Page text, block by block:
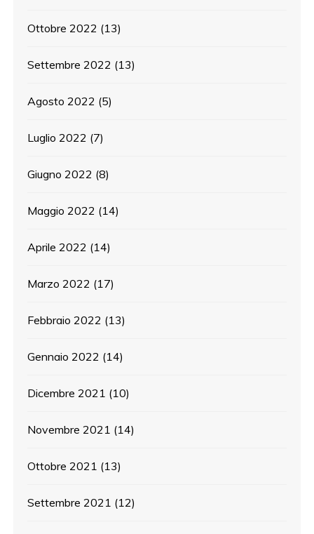
Ottobre 2022 (13)
Settembre 2022 (13)
Agosto 2022 (5)
Luglio 2022 (7)
Giugno 2022 (8)
Maggio 2022 (14)
Aprile 2022 (14)
Marzo 2022 (17)
Febbraio 2022 (13)
Gennaio 2022 (14)
Dicembre 2021 (10)
Novembre 2021 (14)
Ottobre 2021 (13)
Settembre 2021 (12)